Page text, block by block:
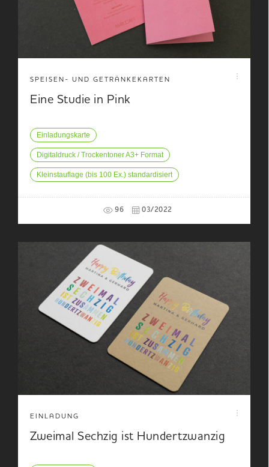
SPEISEN- UND GETRÄNKEKARTEN
Eine Studie in Pink
Einladungskarte
Digitaldruck / Trockentoner A3+ Format
Kleinstauflage (bis 100 Ex.) standardisiert
96 03/2022
EINLADUNG
Zweimal Sechzig ist Hundertzwanzig